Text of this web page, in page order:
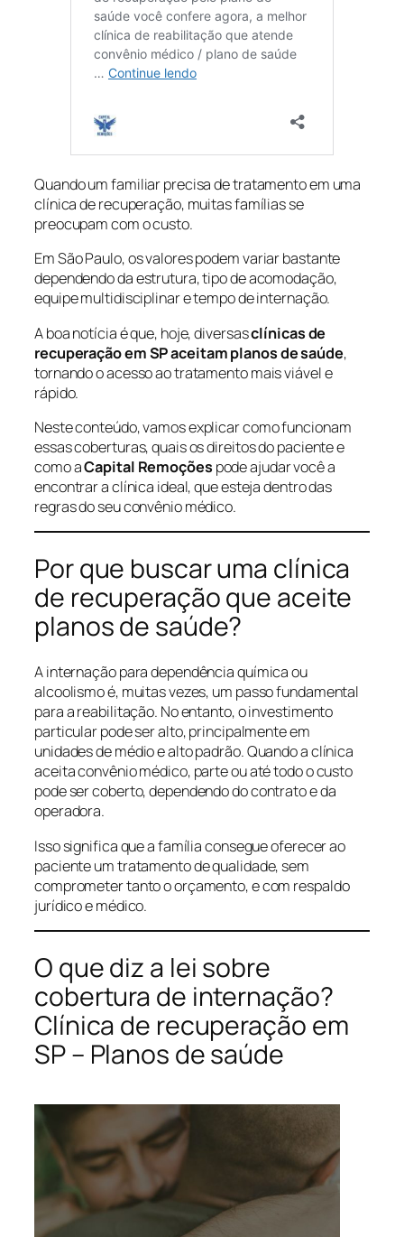
Quando um familiar precisa de tratamento em uma
clínica de recuperação, muitas famílias se
preocupam com o custo.
Em São Paulo, os valores podem variar bastante
dependendo da estrutura, tipo de acomodação,
equipe multidisciplinar e tempo de internação.
A boa notícia é que, hoje, diversasclínicas de
recuperação em SP aceitam planos de saúde,
tornando o acesso ao tratamento mais viável e
rápido.
Neste conteúdo, vamos explicar como funcionam
essas coberturas, quais os direitos do paciente e
como aCapital Remoções pode ajudar você a
encontrar a clínica ideal, que esteja dentro das
regras do seu convênio médico.
Por que buscar uma clínica
de recuperação que aceite
planos de saúde?
A internação para dependência química ou
alcoolismo é, muitas vezes, um passo fundamental
para a reabilitação. No entanto, o investimento
particular pode ser alto, principalmente em
unidades de médio e alto padrão. Quando a clínica
aceita convênio médico, parte ou até todo o custo
pode ser coberto, dependendo do contrato e da
operadora.
Isso significa que a família consegue oferecer ao
paciente um tratamento de qualidade, sem
comprometer tanto o orçamento, e com respaldo
jurídico e médico.
O que diz a lei sobre
cobertura de internação?
Clínica de recuperação em
SP – Planos de saúde